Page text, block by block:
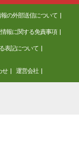
の外部送信について
報に関する免責事項
表記について
せ 運営会社